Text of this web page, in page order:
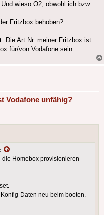
wieso O2, obwohl ich bzw.
Fritzbox behoben?
Die Art.Nr. meiner Fritzbox ist
für/von Vodafone sein.
Vodafone unfähig?
Homebox provisionieren
Daten neu beim booten.